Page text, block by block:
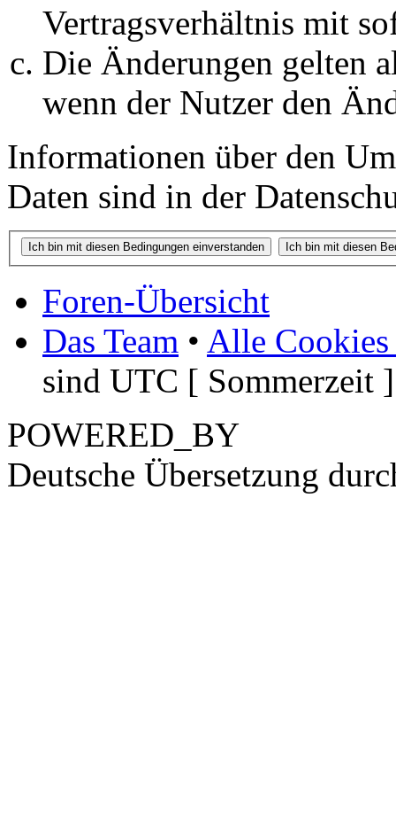
Vertragsverhältnis mit
Die Änderungen gelten
wenn der Nutzer den
Informationen über den
Daten sind in der
Foren-Übersicht
Das Team • Alle Cookies
sind UTC [ Sommerzeit ]
POWERED_BY
Deutsche Übersetzung